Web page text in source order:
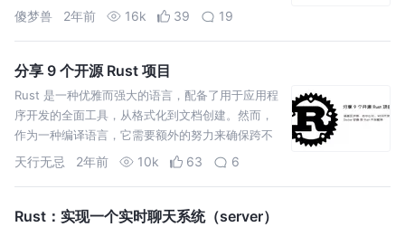
【梦兽编程】即可加入梦兽编程微信交流群与我
傻梦兽 2年前 16k 39 19
分享 9 个开源 Rust 项目
Rust 是一种优雅而强大的语言，配备了用于应用程
序开发的全面工具，从格式化到文档创建。然而，
作为一种编译语言，它需要额外的努力来确保跨不
同架构的兼容性。幸运的是，Rust 为开发人员简化
天行无忌 2年前 10k 63 6
Rust：实现一个实时聊天系统（server）